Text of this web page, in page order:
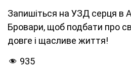
Запишіться на УЗД серця в
Бровари, щоб подбати про
довге і щасливе життя!
935